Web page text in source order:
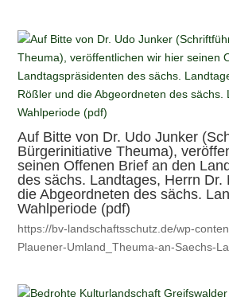
Auf Bitte von Dr. Udo Junker
Bürgerinitiative Theuma),
seinen Offenen Brief an den
des sächs. Landtages, Herrn Dr.
die Abgeordneten des sächs.
Wahlperiode (pdf)
https://bv-landschaftsschutz.de/wp-
Plauener-Umland_Theuma-an-Saechs-